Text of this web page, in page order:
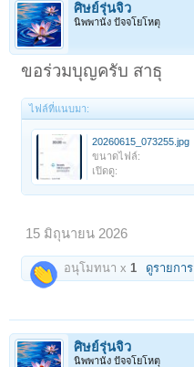
ศิษย์รุ่นจิ๋ว
นิพพานัง ปัจจโยโหตุ
ขอร่วมบุญครับ สาธุ
ไฟล์ที่แนบมา:
20260615_073255.jpg
ขนาดไฟล์:
เปิดดู:
15 มิถุนายน 2026
อนุโมทนา x1 ดูรายการ
ศิษย์รุ่นจิ๋ว
นิพพานัง ปัจจโยโหตุ